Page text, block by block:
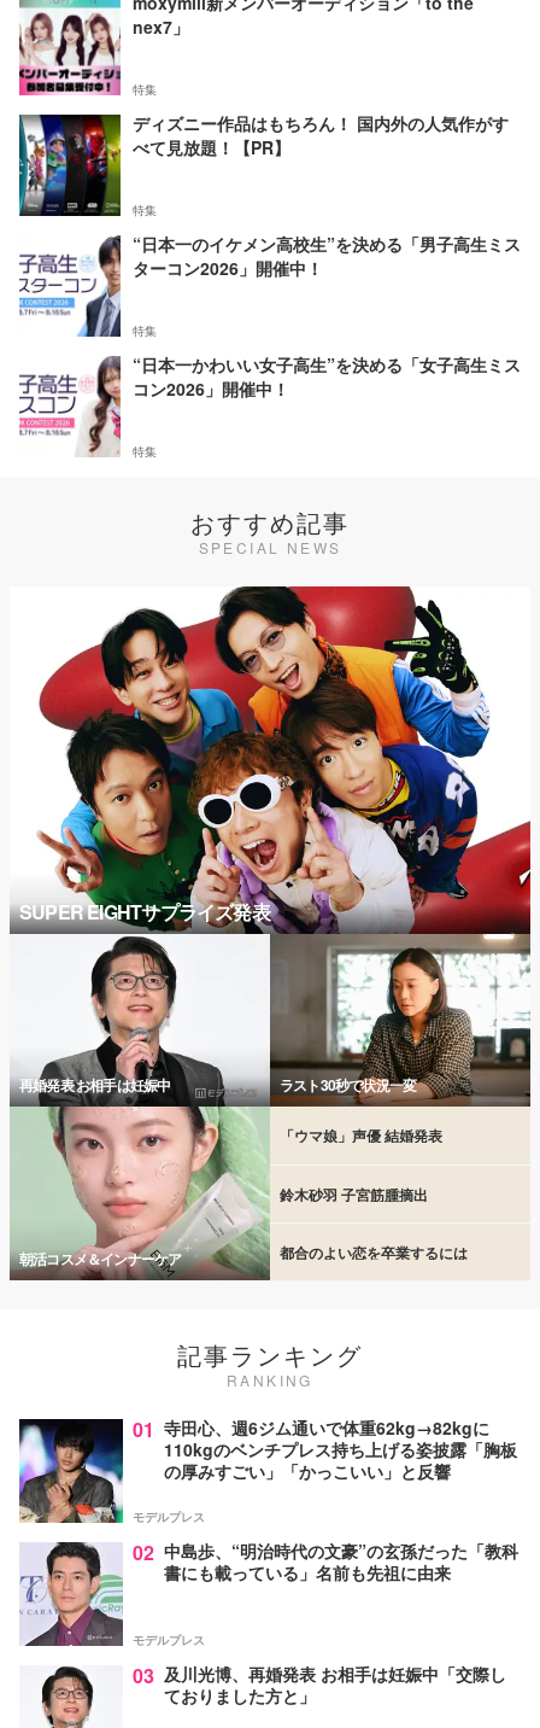
nex7」
特集
ディズニー作品はもちろん！ 国内外の人気作がす
べて見放題！【PR】
特集
“日本一のイケメン高校生”を決める「男子高生ミス
ターコン2026」開催中！
特集
“日本一かわいい女子高生”を決める「女子高生ミス
コン2026」開催中！
特集
おすすめ記事
SPECIAL NEWS
SUPER EIGHTサプライズ発表
再婚発表 お相手は妊娠中 ラスト30秒で状況一変
朝活コスメ＆インナーケア
「ウマ娘」声優 結婚発表
鈴木砂羽 子宮筋腫摘出
都合のよい恋を卒業するには
記事ランキング
RANKING
01 寺田心、週6ジム通いで体重62kg→82kgに
110kgのベンチプレス持ち上げる姿披露「胸板
の厚みすごい」「かっこいい」と反響
モデルプレス
02 中島歩、“明治時代の文豪”の玄孫だった「教科
書にも載っている」名前も先祖に由来
モデルプレス
03 及川光博、再婚発表 お相手は妊娠中「交際し
ておりました方と」